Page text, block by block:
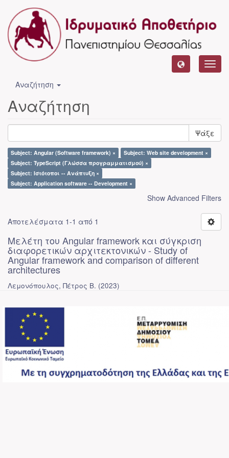
Αναζήτηση
Αναζήτηση
Ψάξε
Subject: Angular (Software framework) ×
Subject: Web site development ×
Subject: TypeScript (Γλώσσα προγραμματισμού) ×
Subject: Ιστότοποι -- Ανάπτυξη ×
Subject: Application software -- Development ×
Show Advanced Filters
Αποτελέσματα 1-1 από 1
Μελέτη του Angular framework και σύγκριση
διαφορετικών αρχιτεκτονικών - Study of
Angular framework and comparison of different
architectures
Λεμονόπουλος, Πέτρος Β. (2023)